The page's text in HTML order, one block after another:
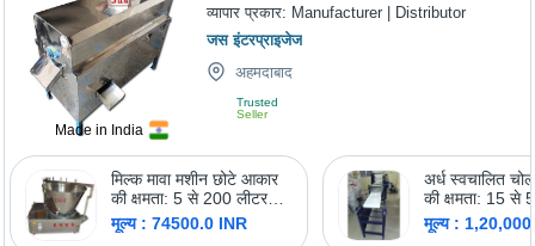
Made in India
व्यापार प्रकार: Manufacturer | Distributor
जस इंटरप्राइजेज
अहमदाबाद
Trusted
Seller
मिल्क मावा मशीन छोटे आकार
की क्षमता: 5 से 200 लीटर
प्रति बैच लीटर/दिन
मूल्य : 74500.0 INR
अर्ध स्वचालित
की क्षमता: 15 से
किलोग्राम/घंटा
मूल्य :